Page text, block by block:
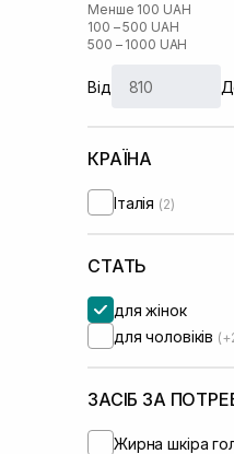
Менше 100 UAH
100 – 500 UAH
500 – 1000 UAH
Від
КРАЇНА
Італія (2)
СТАТЬ
для жінок
для чоловіків
ЗАСІБ ЗА
Жирна шкіра